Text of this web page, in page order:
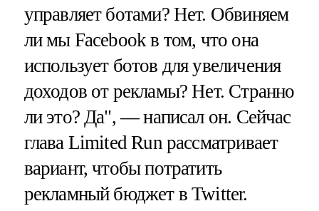
управляет ботами? Нет. Обвиняем
ли мы Facebook в том, что она
использует ботов для увеличения
доходов от рекламы? Нет. Странно
ли это? Да", — написал он. Сейчас
глава Limited Run рассматривает
вариант, чтобы потратить
рекламный бюджет в Twitter.